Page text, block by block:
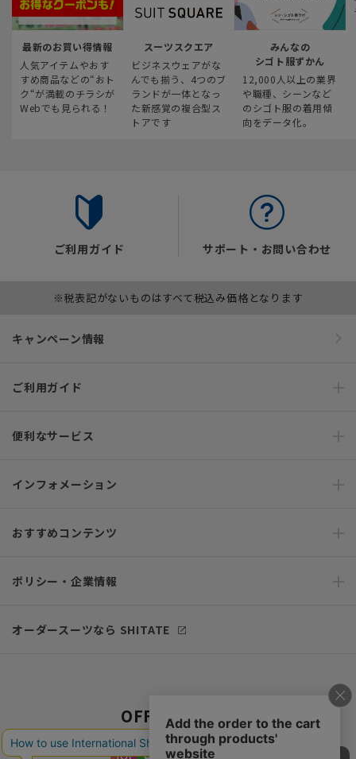
最新のお買い得情報
人気アイテムやおす
すめ商品などの“おト
ク“が満載のチラシが
Webでも見られる！
スーツスクエア
ビジネスウェアがな
んでも揃う、4つのブ
ランドが一体となっ
た新感覚の複合型ス
トアです
みんなの
シゴト服ずかん
12,000人以上の業界
や職種、シーンなど
のシゴト服の着用傾
向をデータ化。
ご利用ガイド サポート・お問い合わせ
※税表記がないものはすべて税込み価格となります
キャンペーン情報
ご利用ガイド
便利なサービス
インフォメーション
おすすめコンテンツ
ポリシー・企業情報
オーダースーツなら SHITATE
OFFICIAL SNS